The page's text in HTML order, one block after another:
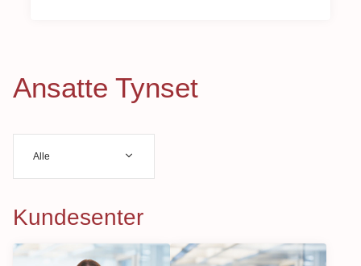
Ansatte Tynset
Alle
Kundesenter